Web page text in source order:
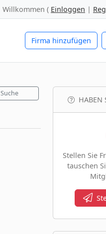
Willkommen ( Einloggen |
Firma hinzufügen
Suche
HABEN
Stellen Sie
tauschen